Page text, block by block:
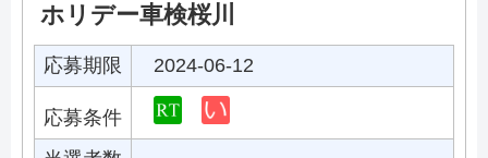
ホリデー車検桜川
応募期限 2024-06-12
応募条件